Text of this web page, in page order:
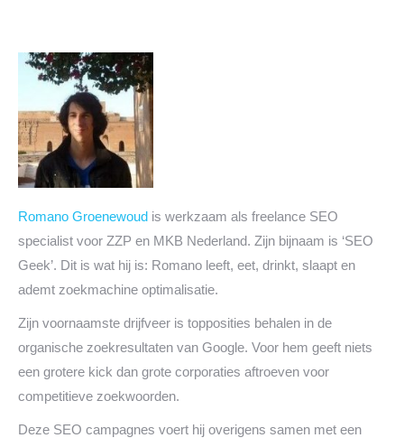
Romano Groenewoud is werkzaam als freelance SEO
specialist voor ZZP en MKB Nederland. Zijn bijnaam is ‘SEO
Geek’. Dit is wat hij is: Romano leeft, eet, drinkt, slaapt en
ademt zoekmachine optimalisatie.
Zijn voornaamste drijfveer is topposities behalen in de
organische zoekresultaten van Google. Voor hem geeft niets
een grotere kick dan grote corporaties aftroeven voor
competitieve zoekwoorden.
Deze SEO campagnes voert hij overigens samen met een